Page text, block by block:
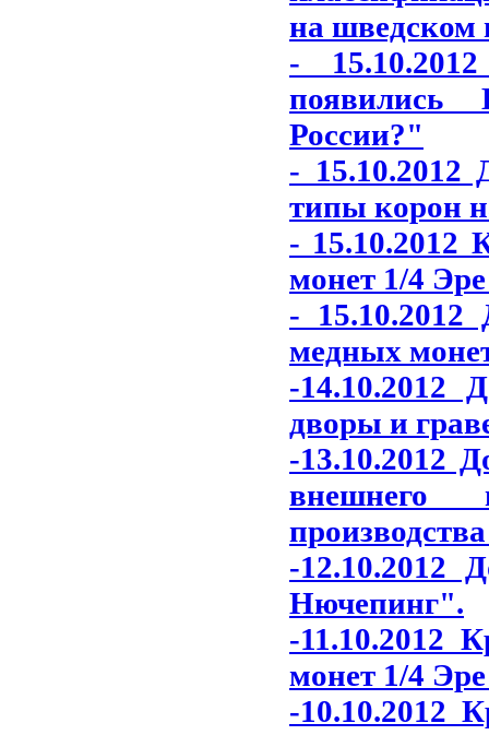
на шведском
-
появились
России?"
- 15.10.2012
типы корон
- 15.10.2012
монет 1/4
- 15.10.2012
медных
-14.10.2012
дворы и
-13.10.2012
внешнего
-12.10.2012
Нючепинг".
-11.10.2012
монет 1/4 Эре
-10.10.2012